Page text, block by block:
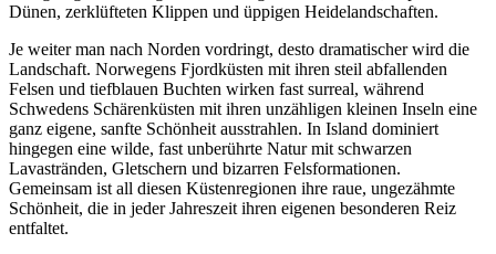
Dünen, zerklüfteten Klippen und üppigen Heidelandschaften.
Je weiter man nach Norden vordringt, desto dramatischer wird die
Landschaft. Norwegens Fjordküsten mit ihren steil abfallenden
Felsen und tiefblauen Buchten wirken fast surreal, während
Schwedens Schärenküsten mit ihren unzähligen kleinen Inseln eine
ganz eigene, sanfte Schönheit ausstrahlen. In Island dominiert
hingegen eine wilde, fast unberührte Natur mit schwarzen
Lavastränden, Gletschern und bizarren Felsformationen.
Gemeinsam ist all diesen Küstenregionen ihre raue, ungezähmte
Schönheit, die in jeder Jahreszeit ihren eigenen besonderen Reiz
entfaltet.